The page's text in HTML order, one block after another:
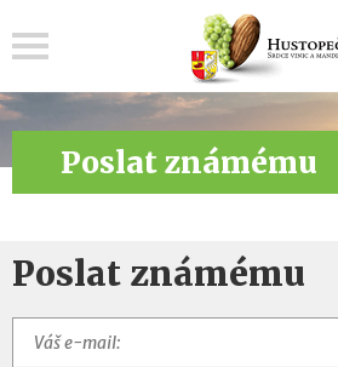
Poslat známému
Poslat známému